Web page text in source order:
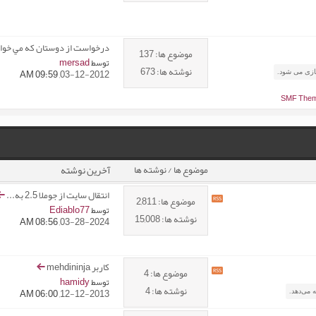
می شود.
موضوع ها: 137
نوشته ها: 673
درخواست از دوستان که مي
توسطmersad
03-12-2012,
09:59 AM
موضوع ها / نوشته ها آخرين نوشته
مشاهده
feed
این
(ها)
موضوع ها: 2,811
نوشته ها: 15,008
انتقال سایت از جوملا 2.5 به...
توسطEdiablo77
03-28-2024,
08:56 AM
می‌دهد.
مشاهده
این
موضوع ها: 4
نوشته ها: 4
کاربر mehdininja
توسطhamidy
12-12-2013,
06:00 AM